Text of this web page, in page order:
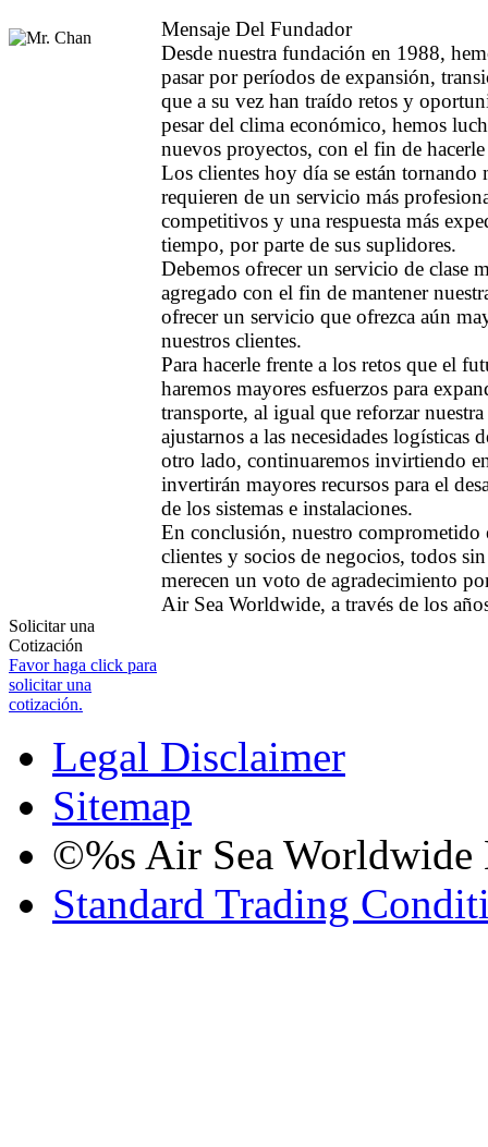
Mensaje Del Fundador
Desde nuestra fundación en 1988,
pasar por períodos de expansión,
que a su vez han traído retos y
pesar del clima económico, hemos
nuevos proyectos, con el fin de hacerle
Los clientes hoy día se están tornando
requieren de un servicio más
competitivos y una respuesta más
tiempo, por parte de sus suplidores.
Debemos ofrecer un servicio de clase
agregado con el fin de mantener
ofrecer un servicio que ofrezca aún
nuestros clientes.
Para hacerle frente a los retos que el
haremos mayores esfuerzos para
transporte, al igual que reforzar
ajustarnos a las necesidades logísticas
otro lado, continuaremos invirtiendo
invertirán mayores recursos para el
de los sistemas e instalaciones.
En conclusión, nuestro comprometido
clientes y socios de negocios, todos
merecen un voto de agradecimiento
Air Sea Worldwide, a través de los
Solicitar una
Cotización
Favor haga click para
solicitar una
cotización.
Legal Disclaimer
Sitemap
©%s Air Sea
Standard Trading